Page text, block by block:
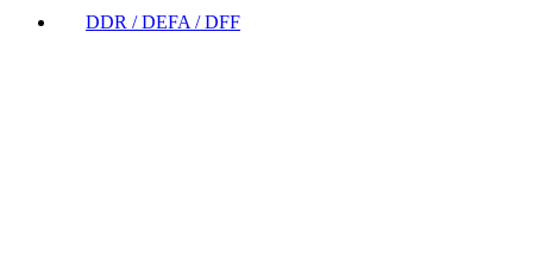
DDR / DEFA / DFF